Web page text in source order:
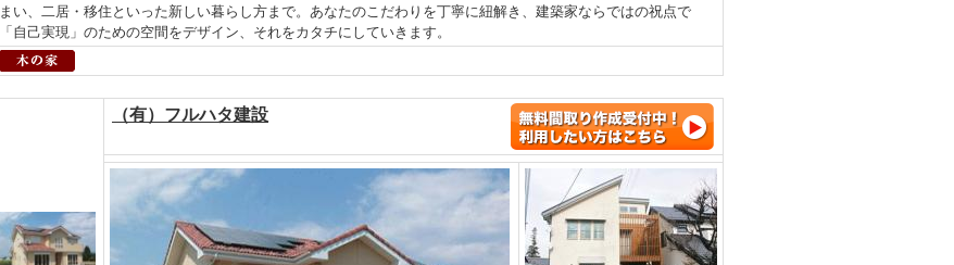
まい、二居・移住といった新しい暮らし方まで。あなたのこだわりを丁寧に紐解き、建築家ならではの祝点で
「自己実現」のための空間をデザイン、それをカタチにしていきます。
（有）フルハタ建設